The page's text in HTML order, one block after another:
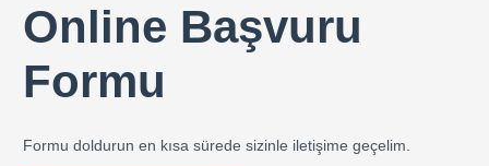
Online Başvuru
Formu
Formu doldurun en kısa sürede sizinle iletişime geçelim.